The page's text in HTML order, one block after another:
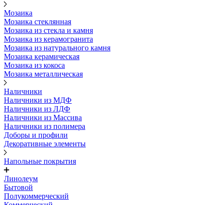
Мозаика
Мозаика стеклянная
Мозаика из стекла и камня
Мозаика из керамогранита
Мозаика из натурального камня
Мозаика керамическая
Мозаика из кокоса
Мозаика металлическая
Наличники
Наличники из МДФ
Наличники из ЛДФ
Наличники из Массива
Наличники из полимера
Доборы и профили
Декоративные элементы
Напольные покрытия
Линолеум
Бытовой
Полукоммерческий